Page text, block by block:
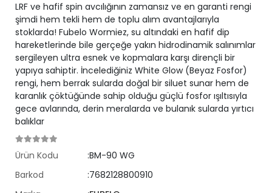
LRF ve hafif spin avcılığının zamansız ve en garanti rengi
şimdi hem tekli hem de toplu alım avantajlarıyla
stoklarda! Fubelo Wormiez, su altındaki en hafif dip
hareketlerinde bile gerçeğe yakın hidrodinamik salınımlar
sergileyen ultra esnek ve kopmalara karşı dirençli bir
yapıya sahiptir. İncelediğiniz White Glow (Beyaz Fosfor)
rengi, hem berrak sularda doğal bir siluet sunar hem de
karanlık çöktüğünde sahip olduğu güçlü fosfor ışıltısıyla
gece avlarında, derin meralarda ve bulanık sularda yırtıcı
balıklar
Ürün Kodu
:BM-90 WG
Barkod
:7682128800910